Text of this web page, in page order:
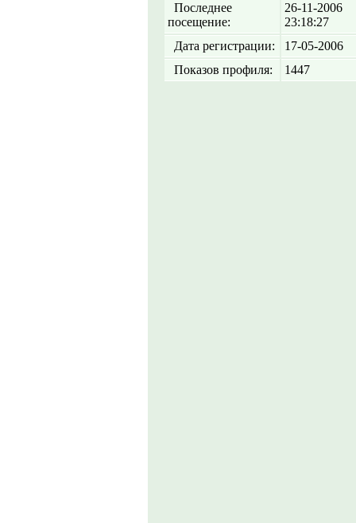
Последнее
посещение:
26-11-2006
23:18:27
Дата регистрации:
17-05-2006
Показов профиля:
1447